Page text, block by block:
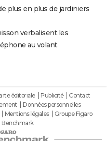
plus en plus de jardiniers
verbalisent les
au volant
éditoriale Publicité
Contact
Données personnelles
Mentions légales
Groupe Figaro
Benchmark